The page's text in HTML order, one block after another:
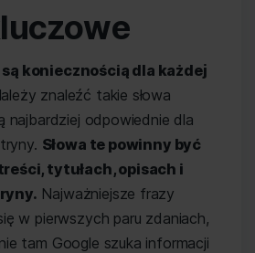
są koniecznością dla każdej
znaleźć takie słowa
najbardziej odpowiednie dla
Słowa te powinny być
tytułach, opisach i
Najważniejsze frazy
w pierwszych paru zdaniach,
tam Google szuka informacji